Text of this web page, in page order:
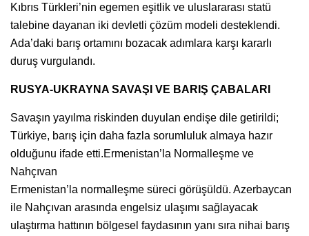
Kıbrıs Türkleri’nin egemen eşitlik ve uluslararası statü
talebine dayanan iki devletli çözüm modeli desteklendi.
Ada’daki barış ortamını bozacak adımlara karşı kararlı
duruş vurgulandı.
RUSYA-UKRAYNA SAVAŞI VE BARIŞ ÇABALARI
Savaşın yayılma riskinden duyulan endişe dile getirildi;
Türkiye, barış için daha fazla sorumluluk almaya hazır
olduğunu ifade etti.Ermenistan’la Normalleşme ve
Nahçıvan
Ermenistan’la normalleşme süreci görüşüldü. Azerbaycan
ile Nahçıvan arasında engelsiz ulaşımı sağlayacak
ulaştırma hattının bölgesel faydasının yanı sıra nihai barış